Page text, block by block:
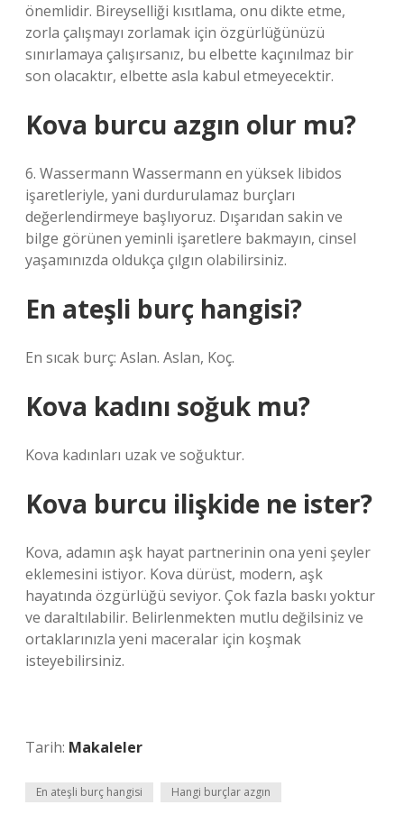
önemlidir. Bireyselliği kısıtlama, onu dikte etme,
zorla çalışmayı zorlamak için özgürlüğünüzü
sınırlamaya çalışırsanız, bu elbette kaçınılmaz bir
son olacaktır, elbette asla kabul etmeyecektir.
Kova burcu azgın olur mu?
6. Wassermann Wassermann en yüksek libidos
işaretleriyle, yani durdurulamaz burçları
değerlendirmeye başlıyoruz. Dışarıdan sakin ve
bilge görünen yeminli işaretlere bakmayın, cinsel
yaşamınızda oldukça çılgın olabilirsiniz.
En ateşli burç hangisi?
En sıcak burç: Aslan. Aslan, Koç.
Kova kadını soğuk mu?
Kova kadınları uzak ve soğuktur.
Kova burcu ilişkide ne ister?
Kova, adamın aşk hayat partnerinin ona yeni şeyler
eklemesini istiyor. Kova dürüst, modern, aşk
hayatında özgürlüğü seviyor. Çok fazla baskı yoktur
ve daraltılabilir. Belirlenmekten mutlu değilsiniz ve
ortaklarınızla yeni maceralar için koşmak
isteyebilirsiniz.
Tarih: Makaleler
En ateşli burç hangisi Hangi burçlar azgın